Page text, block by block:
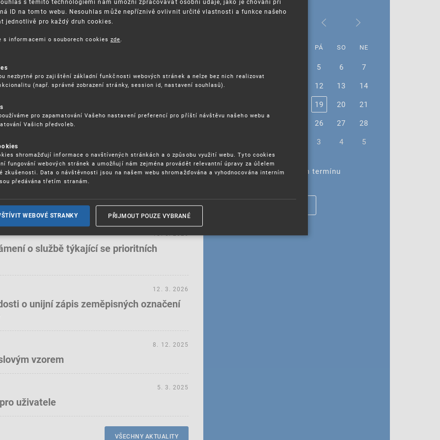
služeb - 5.8.2026
jinak (aneb když se značky hádají
17. 9. 2026
tržištích nacházejících se mimo
porušování IPR
a vymáhání IPR ve třetích zemích
o službě týkající se prioritních
18. 5. 2026
o unijní zápis zeměpisných označení
12. 3. 2026
vzorem
8. 12. 2025
uživatele
5. 3. 2025
VŠECHNY AKTUALITY
PÁ SO NE
5 6
7
12 13
14
19 20
21
26 27
28
3 4 5
Žádné akce ve vybraném termínu
ID na tomto webu. Nesouhlas může nepříznivě ovlivnit určité vlastnosti a funkce našeho
jednotlivě pro každý druh cookies.
s informacemi o souborech cookies zde
nezbytné pro zajištění základní funkčnosti webových stránek a nelze bez nich realizovat
(např. správné zobrazení stránky, session id, nastavení souhlasů).
pro zapamatování Vašeho nastavení preferencí pro příští návštěvu našeho webu a
Vašich předvoleb.
shromažďují informace o navštívených stránkách a o způsobu využití webu. Tyto cookies
fungování webových stránek a umožňují nám zejména provádět relevantní úpravy za účelem
zkušenosti. Data o návštěvnosti jsou na našem webu shromažďována a vyhodnocována interním
předávána třetím stranám.
WEBOVÉ STRANKY PŘIJMOUT POUZE VYBRANÉ